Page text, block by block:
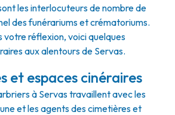
les interlocuteurs de nombre de
des funérariums et crématoriums.
votre réflexion, voici quelques
aux alentours de Servas.
et espaces cinéraires
à Servas travaillent avec les
et les agents des cimetières et